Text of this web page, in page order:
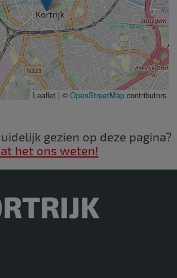
Leaflet | ©OpenStreetMap contributors
gezien op deze pagina?
het ons weten!